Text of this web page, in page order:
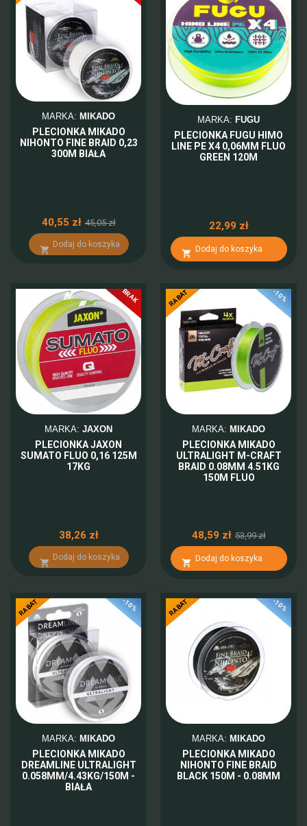
MARKA: MIKADO
PLECIONKA MIKADO
NIHONTO FINE BRAID 0,23
300M BIAŁA
40,55 zł 45,05 zł

Dodaj do koszyka
MARKA: FUGU
PLECIONKA FUGU HIMO
LINE PE X4 0,06MM FLUO
GREEN 120M
22,99 zł
 Dodaj do koszyka
BRAK
MARKA: JAXON
PLECIONKA JAXON
SUMATO FLUO 0,16 125M
17KG
38,26 zł

Dodaj do koszyka
-10%
RABAT
MARKA: MIKADO
PLECIONKA MIKADO
ULTRALIGHT M-CRAFT
BRAID 0.08MM 4.51KG
150M FLUO
48,59 zł 53,99 zł
 Dodaj do koszyka
-10%
RABAT
MARKA: MIKADO
PLECIONKA MIKADO
DREAMLINE ULTRALIGHT
0.058MM/4.43KG/150M -
BIAŁA
-10%
RABAT
MARKA: MIKADO
PLECIONKA MIKADO
NIHONTO FINE BRAID
BLACK 150M - 0.08MM